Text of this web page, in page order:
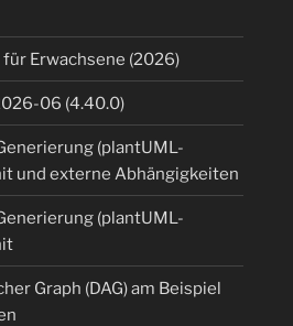
Erwachsene (2026)
06 (4.40.0)
(plantUML-
und externe Abhängigkeiten
(plantUML-
Graph (DAG) am Beispiel